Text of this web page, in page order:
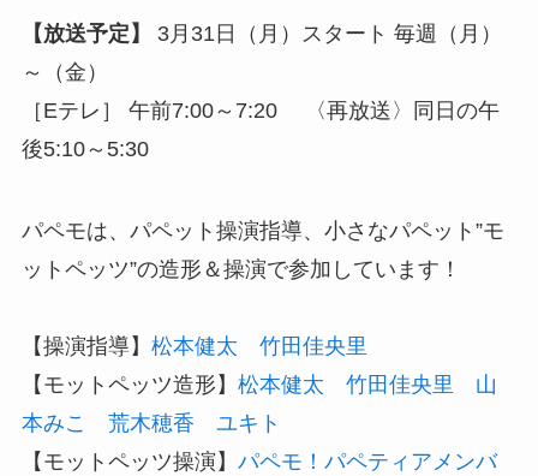
【放送予定】
3月31日（月）スタート 毎週（月）
～（金）
［Eテレ］ 午前7:00～7:20 〈再放送〉同日の午
後5:10～5:30
パペモは、パペット操演指導、小さなパペット”モ
ットペッツ”の造形＆操演で参加しています！
【操演指導】 松本健太
竹田佳央里
【モットペッツ造形】 松本健太 竹田佳央里
山
本みこ
荒木穂香
ユキト
【モットペッツ操演】 パペモ！パペティアメンバ